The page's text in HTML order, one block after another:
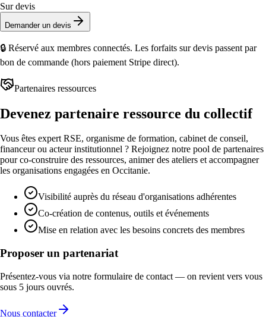
Sur devis
Demander un devis
🔒 Réservé aux membres connectés. Les forfaits sur devis passent par
bon de commande (hors paiement Stripe direct).
Partenaires ressources
Devenez partenaire ressource du collectif
Vous êtes expert RSE, organisme de formation, cabinet de conseil,
financeur ou acteur institutionnel ? Rejoignez notre pool de partenaires
pour co-construire des ressources, animer des ateliers et accompagner
les organisations engagées en Occitanie.
Visibilité auprès du réseau d'organisations adhérentes
Co-création de contenus, outils et événements
Mise en relation avec les besoins concrets des membres
Proposer un partenariat
Présentez-vous via notre formulaire de contact — on revient vers vous
sous 5 jours ouvrés.
Nous contacter